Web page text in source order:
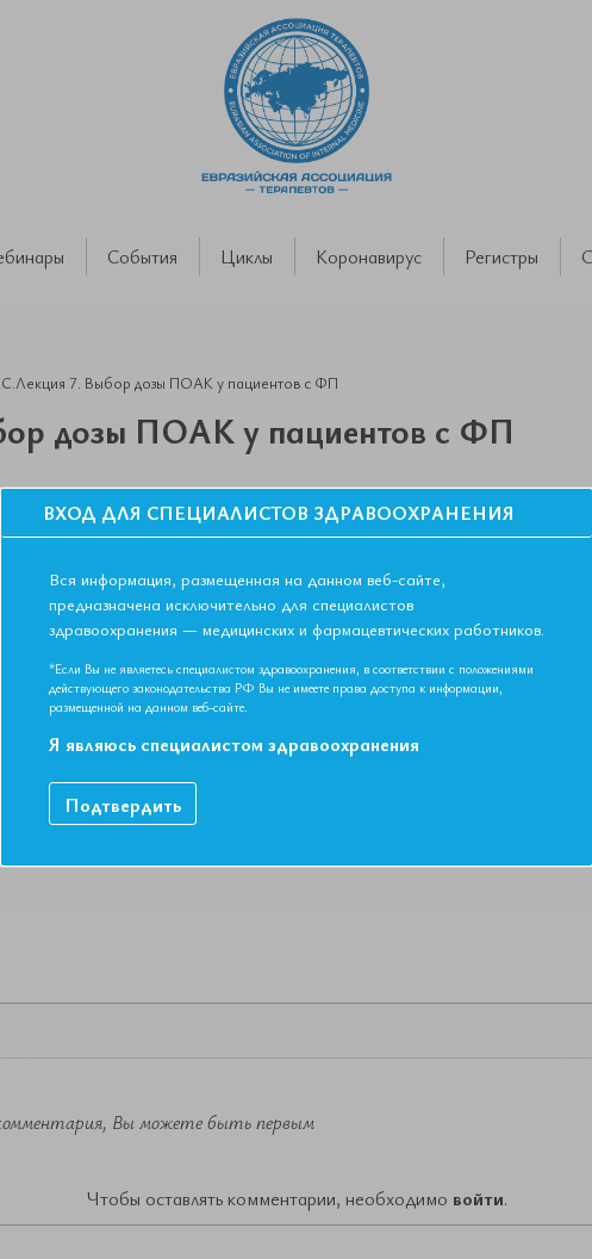
События Циклы Коронавирус Регистры
7. Выбор дозы ПОАК у пациентов с ФП
дозы ПОАК у пациентов с ФП
СОВРЕМЕННОЕ СОСТОЯНИЕ ПРОБЛЕМЫ Козиолова
пропедевтики внутренних болезней №2 ФГБОУ ВО «Пермский
Вагнера» МЗ РФ, член Президиума Российского кардиологического
"Пермское краевое кардиологическое общество",
МАТЕРИАЛ ДОСТУПЕН ТОЛЬКО ЧЛЕНАМ
Если вы являетесь членом ЕАТ, пожалуйста,авторизируйтесь
Вы можете быть первым
Чтобы оставлять комментарии, необходимо войти.
ВХОД ДЛЯ СПЕЦИАЛИСТОВ ЗДРАВООХРАНЕНИЯ
Вся информация, размещенная на данном веб-сайте,
предназначена исключительно для специалистов
здравоохранения — медицинских и фармацевтических работников.
*Если Вы не являетесь специалистом здравоохранения, в соответствии с положениями
действующего законодательства РФ Вы не имеете права доступа к информации,
размещенной на данном веб-сайте.
Я являюсь специалистом здравоохранения
Подтвердить